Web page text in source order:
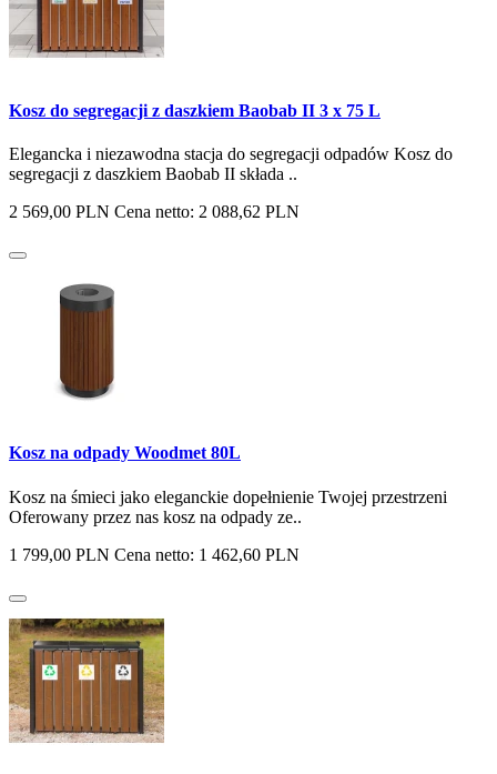
Kosz do segregacji z daszkiem Baobab II 3 x 75 L
Elegancka i niezawodna stacja do segregacji odpadów Kosz do
segregacji z daszkiem Baobab II składa ..
2 569,00 PLN Cena netto: 2 088,62 PLN
Kosz na odpady Woodmet 80L
Kosz na śmieci jako eleganckie dopełnienie Twojej przestrzeni
Oferowany przez nas kosz na odpady ze..
1 799,00 PLN Cena netto: 1 462,60 PLN